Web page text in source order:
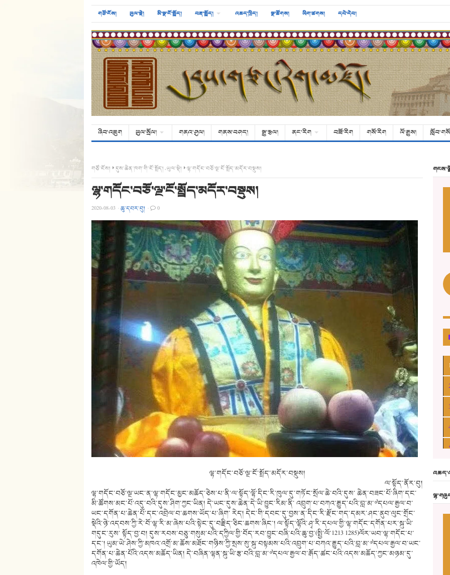
གཙོ་ངོས། ཡུལ་སྡེ། མི་སྣ་ངོ་སྤྲོད། བརྡ་སྤྲོད། འཆད་ཁྲིད། སྣ་ཚོགས། ཡིག་ཚགས། དཔེ་དེབ།
ཞིབ་འཇུག ཡུལ་སྲོལ། གནའ་ཤུལ། གནས་བཤད། སྒྱུ་རྩལ། ནང་རིག བཟོ་རིག གསོ་རིག ལོ་རྒྱུས།
གཙོ་ངོས། དུས་ཆེན་ཁག་གི་ངོ་སྤྲོད།,ཡུལ་སྡེ། ལྷ་གདོང་བཅོ་ལྔ་ངོ་སྤྲོད་མདོར་བསྡུས།
ལྷ་གདོང་བཅོ་ལྔ་ངོ་སྤྲོད་མདོར་བསྡུས།
2020-08-03 ·ཆུ་དབར་བུ། · 0
ལྷ་གདོང་བཅོ་ལྔ་ངོ་སྤྲོད་མདོར་བསྡུས།
ལ་སྟོད་ནོར་བུ།
ལྷ་གདོང་བཅོ་ལྔ་ཡང་ན་ལྷ་གདོང་མྱང་མཆོད་ཅེས་པ་ནི་ལ་སྟོད་ལྷོ་དིང་རི་ཁུལ་དུ་གཏོང་སྲོལ་ཆེ་བའི་དུས་ ཆེན་བཟང་པོ་ཞིག་དང་
མི་ཚོགས་མང་པོ་འདུ་བའི་དུས་ཤིག་ཀྱང་ཡིན། དེ་ཡང་དུས་ཆེན་དེ་ཡི་བྱུང་རིམ་ནི་ འབྲུག་པ་བཀའ་རྒྱུད་པའི་བླ་མ་༧དཔལ་རྒྱལ་བ་
ཡང་དགོན་པ་ཆེན་པོ་དང་འབྲེལ་བ་ཆགས་ཡོད་པ་ཞིག་ རེད། དེང་གི་དབང་དུ་བྱས་ན་དིང་རི་རྫོང་གད་དམར་ཤང་ནུབ་ལུང་གྲོང་
སྡེའི་ཉེ་འདབས་ཀྱི་རེ་བོ་ལྷ་རི་མ་ཞེས་པའི་སྟེང་དུ་བརྗིད་ཅིང་ཆགས་ཞིང་། ལ་སྟོད་ལྷོའི་ཤྭ་རི་དཔལ་གྱི་ལྷ་གདོང་དགོན་པར་སྐུ་ཡི་
གདུང་རུས་ སྟོད་བྱ་བ། དུས་རབས་བཅུ་གསུམ་པའི་དཀྱིལ་གྱི་བོད་རབ་བྱུང་བཞི་པའི་ཆུ་བྱ་(སྤྱི་ལོ་1213 1285)ལོར་ཡབ་ལྷ་གདོང་པ་
དང་། ཡུམ་ཡེ་ཤེས་ཀྱི་མཁའ་འགྲོ་མ་ཆོས་མཐོང་གཉིས་ཀྱི་སྲས་སུ་སྐུ་བསྟམས་པའི་འབྲུག་པ་བཀའ་རྒྱུད་པའི་བླ་མ་༧དཔལ་རྒྱལ་བ་ཡང་
དགོན་པ་ཆེན་པོའི་འདས་མཆོད་ཡིན། དེ་བཞིན་ལྷན་སྐུ་ཡི་རྩ་བའི་བླ་མ་༧དཔལ་རྒྱལ་བ་རྒོད་ཚང་པའི་འདས་མཆོད་ཀྱང་མཉམ་དུ་
འཁེལ་གྱི་ཡོད།